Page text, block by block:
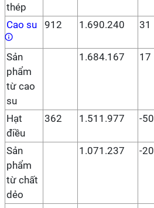
thép
Cao su 912 1.690.240 31
Sản
phẩm
từ cao
su
1.684.167 17
Hạt
điều
362 1.511.977 -50
Sản
phẩm
từ chất
dẻo
1.071.237 -20